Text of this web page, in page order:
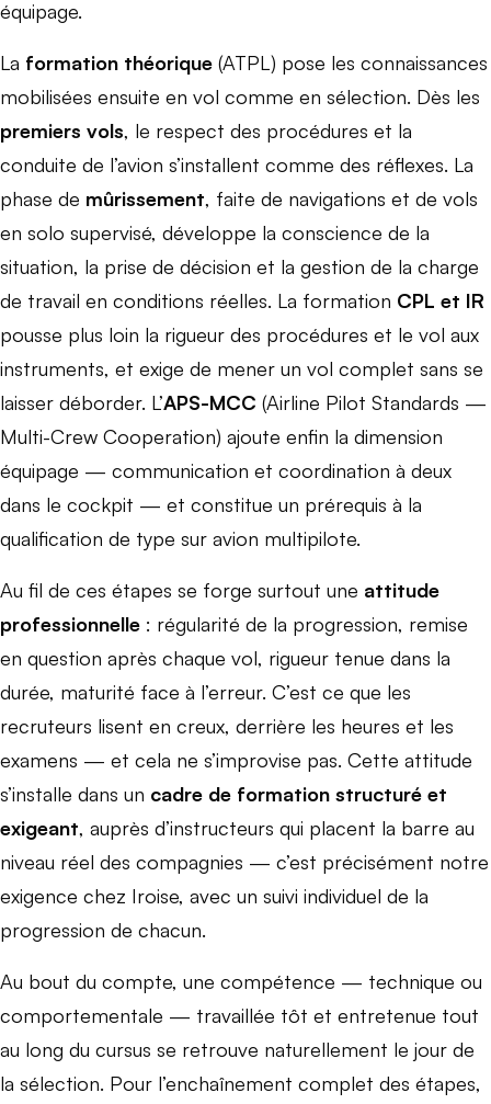
équipage.
La formation théorique (ATPL) pose les connaissances
mobilisées ensuite en vol comme en sélection. Dès les
premiers vols, le respect des procédures et la
conduite de l’avion s’installent comme des réflexes. La
phase de mûrissement, faite de navigations et de vols
en solo supervisé, développe la conscience de la
situation, la prise de décision et la gestion de la charge
de travail en conditions réelles. La formation CPL et IR
pousse plus loin la rigueur des procédures et le vol aux
instruments, et exige de mener un vol complet sans se
laisser déborder. L’APS-MCC (Airline Pilot Standards —
Multi-Crew Cooperation) ajoute enfin la dimension
équipage — communication et coordination à deux
dans le cockpit — et constitue un prérequis à la
qualification de type sur avion multipilote.
Au fil de ces étapes se forge surtout une attitude
professionnelle : régularité de la progression, remise
en question après chaque vol, rigueur tenue dans la
durée, maturité face à l’erreur. C’est ce que les
recruteurs lisent en creux, derrière les heures et les
examens — et cela ne s’improvise pas. Cette attitude
s’installe dans un cadre de formation structuré et
exigeant, auprès d’instructeurs qui placent la barre au
niveau réel des compagnies — c’est précisément notre
exigence chez Iroise, avec un suivi individuel de la
progression de chacun.
Au bout du compte, une compétence — technique ou
comportementale — travaillée tôt et entretenue tout
au long du cursus se retrouve naturellement le jour de
la sélection. Pour l’enchaînement complet des étapes,